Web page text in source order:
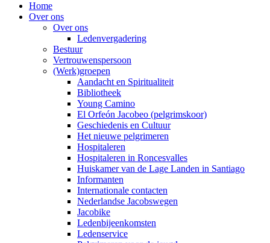
Home
Over ons
Over ons
Ledenvergadering
Bestuur
Vertrouwenspersoon
(Werk)groepen
Aandacht en Spiritualiteit
Bibliotheek
Young Camino
El Orfeón Jacobeo (pelgrimskoor)
Geschiedenis en Cultuur
Het nieuwe pelgrimeren
Hospitaleren
Hospitaleren in Roncesvalles
Huiskamer van de Lage Landen in Santiago
Informanten
Internationale contacten
Nederlandse Jacobswegen
Jacobike
Ledenbijeenkomsten
Ledenservice